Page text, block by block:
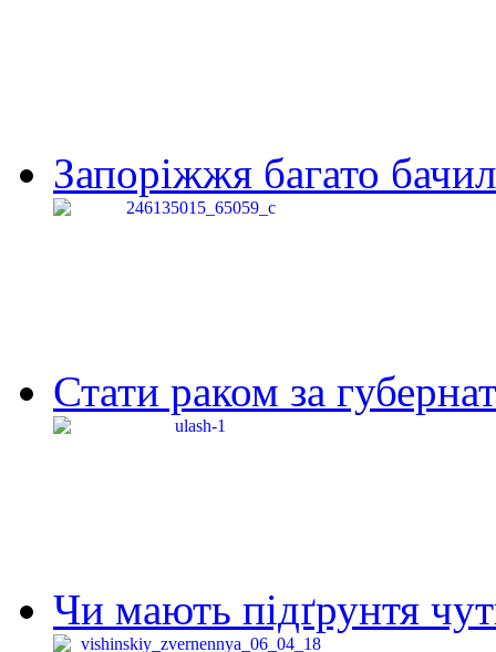
Запоріжжя багато
Стати раком за
Чи мають підґрунтя